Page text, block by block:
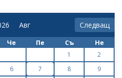
Следващ
Че Пе Съ Не
1
2
6 7 8
9